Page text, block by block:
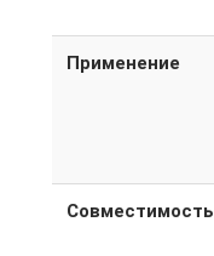
Применение
Совместимость